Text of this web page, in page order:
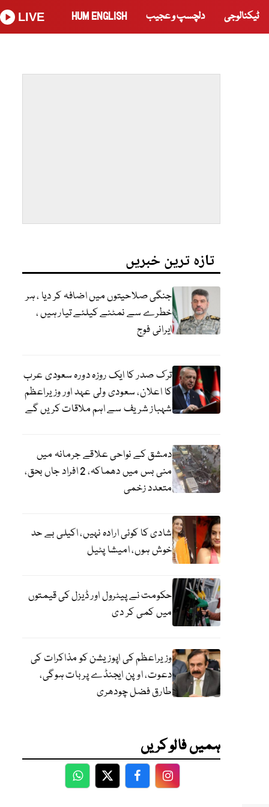
ٹیکنالوجی دلچسپ و عجیب HUM ENGLISH
LIVE
تازہ ترین خبریں
جنگی صلاحیتوں میں اضافہ کر دیا ، ہر
خطرے سے نمٹنے کیلئے تیار ہیں ،
ایرانی فوج
ترک صدر کا ایک روزہ دورہ سعودی عرب
کا اعلان، سعودی ولی عہد اور وزیراعظم
شہباز شریف سے اہم ملاقات کریں گے
دمشق کے نواحی علاقے جرمانہ میں
منی بس میں دھماکہ، 2 افراد جاں بحق،
متعدد زخمی
شادی کا کوئی ارادہ نہیں، اکیلی بے حد
خوش ہوں، امیشا پٹیل
حکومت نے پیٹرول اور ڈیزل کی قیمتوں
میں کمی کر دی
وزیراعظم کی اپوزیشن کو مذاکرات کی
دعوت، اوپن ایجنڈے پر بات ہوگی،
طارق فضل چودھری
ہمیں فالو کریں
WhatsApp
TwitterFacebookFacebook